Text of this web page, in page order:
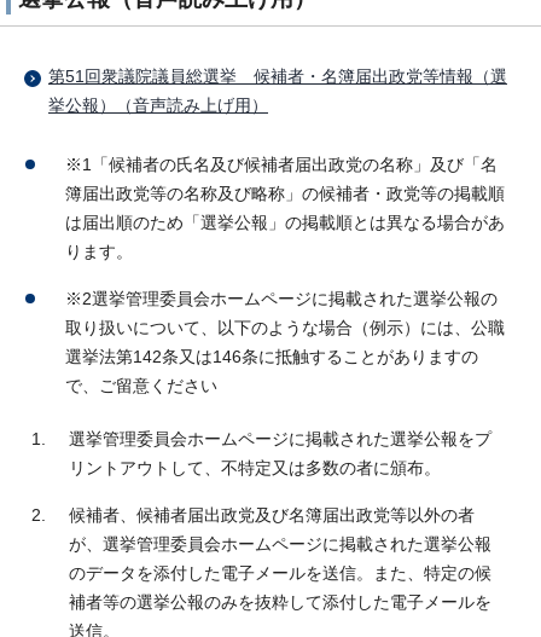
第51回衆議院議員総選挙 候補者・名簿届出政党等情報（選
挙公報）（音声読み上げ用）
※1「候補者の氏名及び候補者届出政党の名称」及び「名
簿届出政党等の名称及び略称」の候補者・政党等の掲載順
は届出順のため「選挙公報」の掲載順とは異なる場合があ
ります。
※2選挙管理委員会ホームページに掲載された選挙公報の
取り扱いについて、以下のような場合（例示）には、公職
選挙法第142条又は146条に抵触することがありますの
で、ご留意ください
選挙管理委員会ホームページに掲載された選挙公報をプ
リントアウトして、不特定又は多数の者に頒布。
候補者、候補者届出政党及び名簿届出政党等以外の者
が、選挙管理委員会ホームページに掲載された選挙公報
のデータを添付した電子メールを送信。また、特定の候
補者等の選挙公報のみを抜粋して添付した電子メールを
送信。